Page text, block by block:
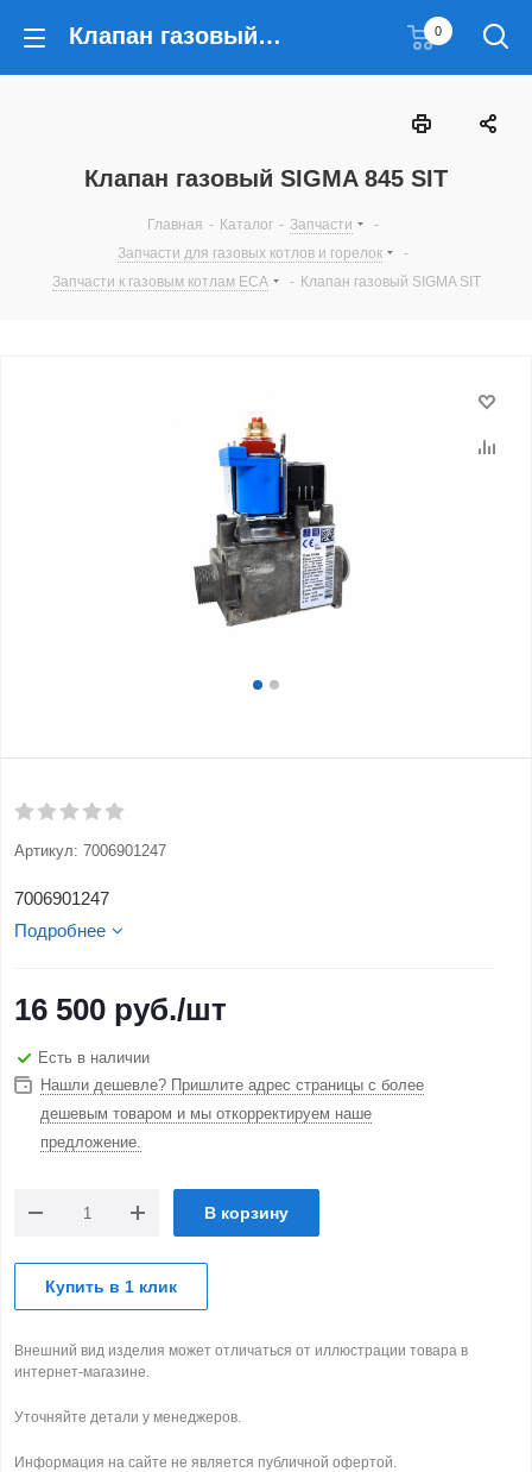
Клапан газовый SIGMA 845 SIT 0
Клапан газовый SIGMA 845 SIT
Главная - Каталог - Запчасти
-
Запчасти для газовых котлов и горелок
-
Запчасти к газовым котлам ECA
- Клапан газовый SIGMA SIT
Артикул: 7006901247
7006901247
Подробнее
16 500 руб./шт
Есть в наличии
Нашли дешевле? Пришлите адрес страницы с более
дешевым товаром и мы откорректируем наше
предложение.
В корзину
Купить в 1 клик
Внешний вид изделия может отличаться от иллюстрации товара в
интернет-магазине.
Уточняйте детали у менеджеров.
Информация на сайте не является публичной офертой.